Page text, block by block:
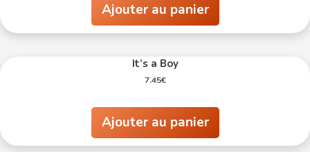
Ajouter au panier
It’s a Boy
7.45€
Ajouter au panier